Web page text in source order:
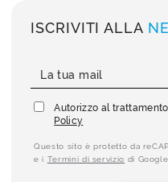
ISCRIVITI ALLA
Autorizzo al
Policy
Questo sito è protetto da
e i Termini di servizio di